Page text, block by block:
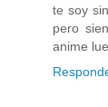
te soy
pero
anime